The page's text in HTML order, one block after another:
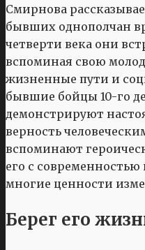
Смирнова
бывших однополчан
четверти века они
вспоминая свою
жизненные пути и
бывшие бойцы 10-го
демонстрируют
верность
вспоминают
его с
многие ценности
Берег его